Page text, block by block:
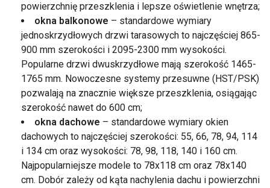
powierzchnię przeszklenia i lepsze oświetlenie wnętrza;
okna balkonowe – standardowe wymiary
jednoskrzydłowych drzwi tarasowych to najczęściej 865-
900 mm szerokości i 2095-2300 mm wysokości.
Popularne drzwi dwuskrzydłowe mają szerokość 1465-
1765 mm. Nowoczesne systemy przesuwne (HST/PSK)
pozwalają na znacznie większe przeszklenia, osiągając
szerokość nawet do 600 cm;
okna dachowe – standardowe wymiary okien
dachowych to najczęściej szerokości: 55, 66, 78, 94, 114
i 134 cm oraz wysokości: 78, 98, 118, 140 i 160 cm.
Najpopularniejsze modele to 78x118 cm oraz 78x140
cm. Dobór zależy od kąta nachylenia dachu i powierzchni